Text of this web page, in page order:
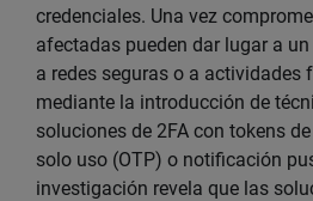
credenciales. Una vez
afectadas pueden dar lugar a
a redes seguras o a actividades
mediante la introducción de
soluciones de 2FA con tokens
solo uso (OTP) o notificación
investigación revela que las